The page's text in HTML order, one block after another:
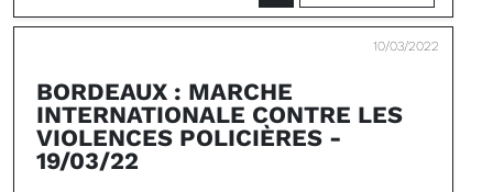
10/03/2022
BORDEAUX : MARCHE
INTERNATIONALE CONTRE LES
VIOLENCES POLICIÈRES -
19/03/22